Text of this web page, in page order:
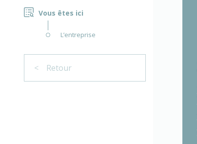
Vous êtes ici
L’entreprise
< Retour